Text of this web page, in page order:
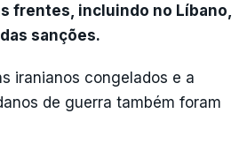
frentes, incluindo no Líbano,
sanções.
iranianos congelados e a
de guerra também foram